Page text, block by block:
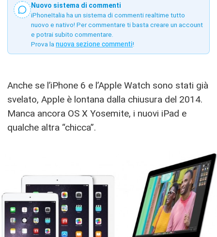
Nuovo sistema di commenti
iPhoneItalia ha un sistema di commenti realtime tutto
nuovo e nativo! Per commentare ti basta creare un account
e potrai subito commentare.
Prova la nuova sezione commenti!
Anche se l’iPhone 6 e l’Apple Watch sono stati già
svelato, Apple è lontana dalla chiusura del 2014.
Manca ancora OS X Yosemite, i nuovi iPad e
qualche altra “chicca”.